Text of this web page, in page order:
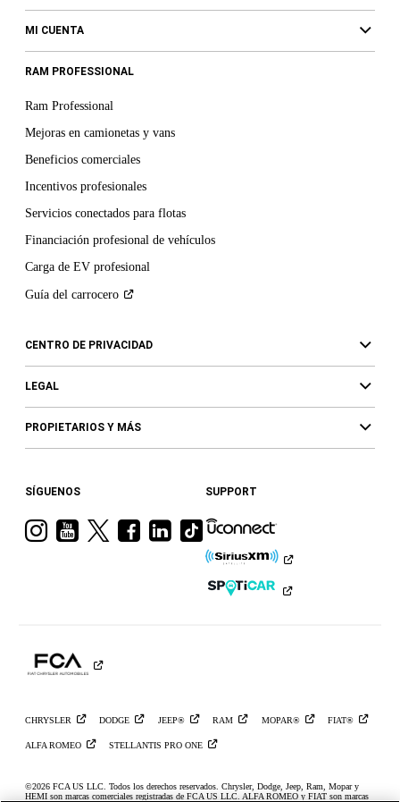
MI CUENTA
RAM PROFESSIONAL
Ram Professional
Mejoras en camionetas y vans
Beneficios comerciales
Incentivos profesionales
Servicios conectados para flotas
Financiación profesional de vehículos
Carga de EV profesional
Guía del carrocero
CENTRO DE PRIVACIDAD
LEGAL
PROPIETARIOS Y MÁS
SÍGUENOS
VisitaVisitaVisitaVisitaVisita
Ram
Visita
a
Ram
en
SUPPORT
CHRYSLER DODGE JEEP® RAM MOPAR® FIAT®
ALFA ROMEO STELLANTIS PROONE
©2026 FCA US LLC. Todos los derechos reservados. Chrysler, Dodge, Jeep, Ram, Mopar y
HEMI son marcas comerciales registradas de FCA US LLC. ALFA ROMEO y FIAT son marcas